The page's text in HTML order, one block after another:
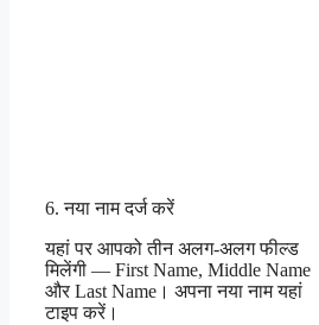
6. नया नाम दर्ज करें
यहां पर आपको तीन अलग-अलग फील्ड
मिलेंगी — First Name, Middle Name
और Last Name। अपना नया नाम यहां
टाइप करें।